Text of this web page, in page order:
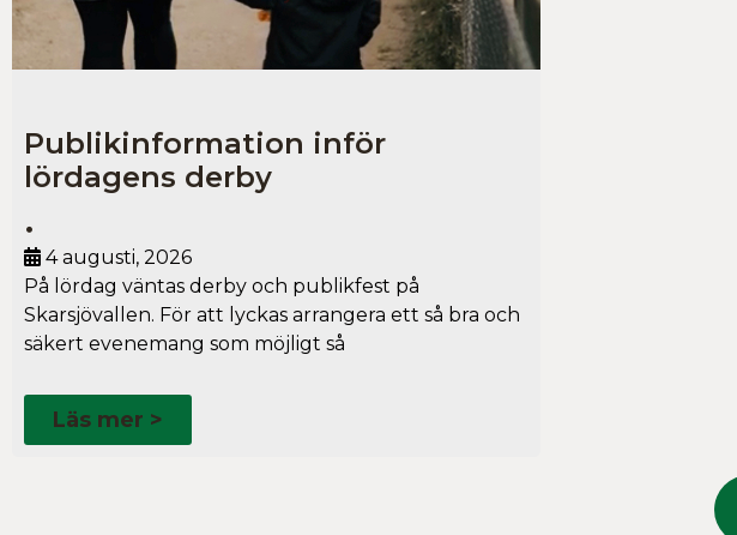
Publikinformation inför
lördagens derby
•
4 augusti, 2026
På lördag väntas derby och publikfest på
Skarsjövallen. För att lyckas arrangera ett så bra och
säkert evenemang som möjligt så
Läs mer >